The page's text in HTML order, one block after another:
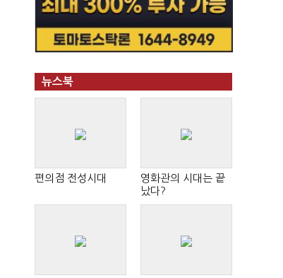
뉴스북
편의점 전성시대
영화관의 시대는 끝
났다?